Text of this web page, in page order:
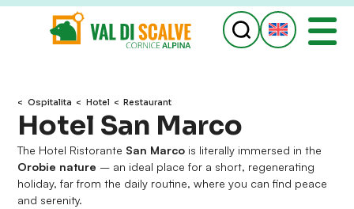
ospitalita Hotel Restaurant
Hotel San Marco
The Hotel Ristorante San Marco is literally immersed in the
Orobie nature – an ideal place for a short, regenerating
holiday, far from the daily routine, where you can find peace
and serenity.